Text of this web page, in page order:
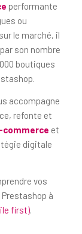
performante
ou
le marché, il
son nombre
boutiques
accompagne
refonte et
commerce et
digitale
vos
à
first).